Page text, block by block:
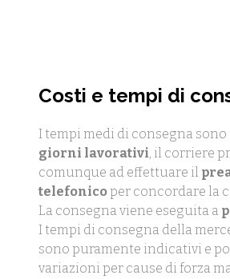
Costi e tempi di
I tempi medi di consegna sono
giorni lavorativi, il corriere
comunque ad effettuare il
telefonicoper concordare la
La consegna viene eseguita a
I tempi di consegna della
sono puramente indicativi e
variazioni per cause di forza